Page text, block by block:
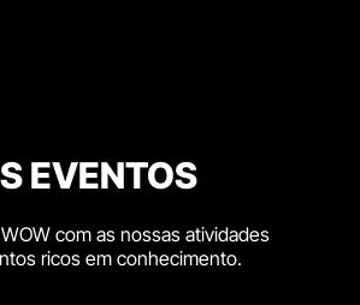
EVENTOS
com as nossas atividades
ricos em conhecimento.